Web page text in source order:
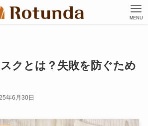
MENU
クとは？失敗を防ぐため
年6月30日